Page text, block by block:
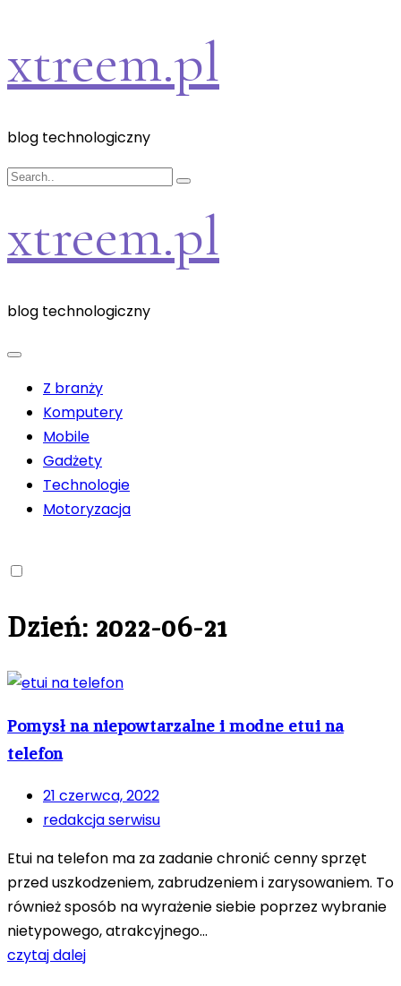
content
xtreem.pl
blog technologiczny
xtreem.pl
blog technologiczny
Z branży
Komputery
Mobile
Gadżety
Technologie
Motoryzacja
Dzień: 2022-06-21
Pomysł na niepowtarzalne i modne etui na
telefon
21 czerwca, 2022
redakcja serwisu
Etui na telefon ma za zadanie chronić cenny sprzęt
przed uszkodzeniem, zabrudzeniem i zarysowaniem. To
również sposób na wyrażenie siebie poprzez wybranie
nietypowego, atrakcyjnego...
czytaj dalej